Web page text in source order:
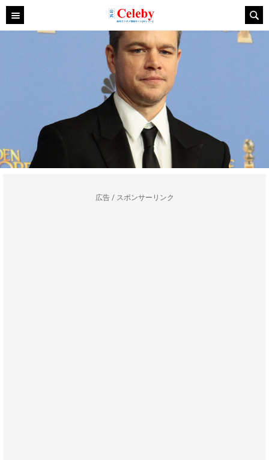
広告 / スポンサーリンク